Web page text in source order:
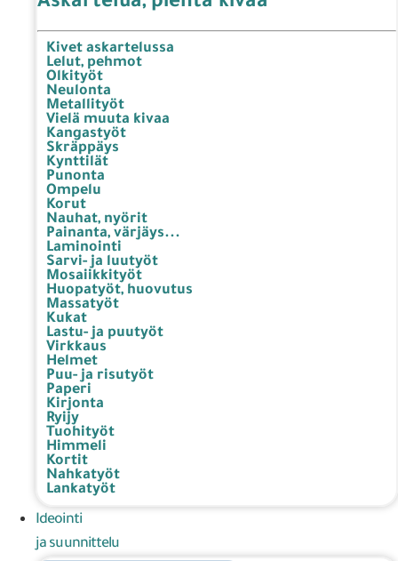
Kivet askartelussa
Lelut, pehmot
Olkityöt
Neulonta
Metallityöt
Vielä muuta kivaa
Kangastyöt
Skräppäys
Kynttilät
Punonta
Ompelu
Korut
Nauhat, nyörit
Painanta, värjäys...
Laminointi
Sarvi- ja luutyöt
Mosaiikkityöt
Huopatyöt, huovutus
Massatyöt
Kukat
Lastu- ja puutyöt
Virkkaus
Helmet
Puu- ja risutyöt
Paperi
Kirjonta
Ryijy
Tuohityöt
Himmeli
Kortit
Nahkatyöt
Lankatyöt
Ideointi
ja suunnittelu